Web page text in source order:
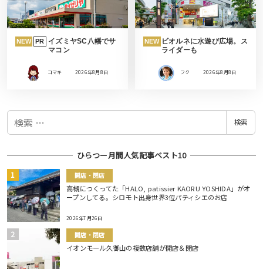
NEW PR
イズミヤSC八幡でサ
マコン
コマキ 2026年8月8日
NEW ビオルネに水遊び広場。ス
ライダーも
フク 2026年8月8日
検
検索
ひらつー月間人気記事ベスト10
開店・閉店
高槻につくってた「HALO, patissier KAORU YOSHIDA」がオ
ープンしてる。シロモト出身世界3位パティシエのお店
2026年7月26日
開店・閉店
イオンモール久御山の複数店舗が開店＆閉店